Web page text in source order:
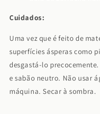
Cuidados:
Uma vez que é feito de
superfícies ásperas como
desgastá-lo
e sabão neutro. Não usar
máquina. Secar à sombra.